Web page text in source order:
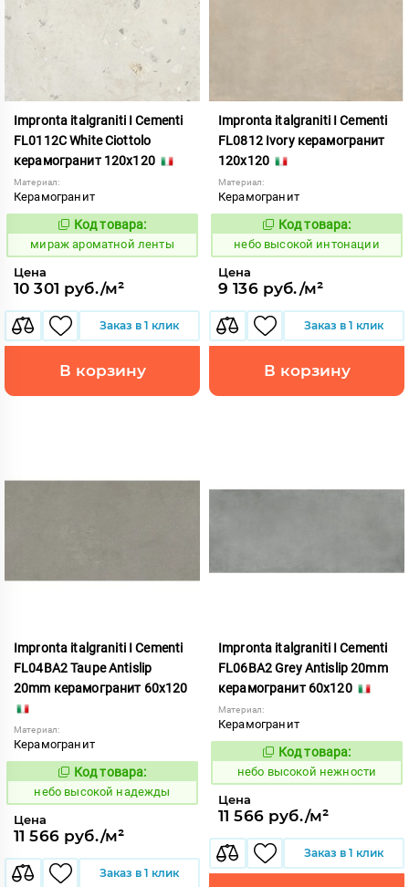
Impronta italgraniti I Cementi
FL0112C White Ciottolo
керамогранит 120x120
Материал:
Керамогранит
984668
Код товара:
мираж ароматной ленты
Цена
10 301 руб./м²
Заказ в 1 клик
В корзину
Impronta italgraniti I Cementi
FL0812 Ivory керамогранит
120x120
Материал:
Керамогранит
1111408
Код товара:
небо высокой интонации
Цена
9 136 руб./м²
Заказ в 1 клик
В корзину
Impronta italgraniti I Cementi
FL04BA2 Taupe Antislip
20mm керамогранит 60x120
Материал:
Керамогранит
1111432
Код товара:
небо высокой надежды
Цена
11 566 руб./м²
Заказ в 1 клик
Impronta italgraniti I Cementi
FL06BA2 Grey Antislip 20mm
керамогранит 60x120
Материал:
Керамогранит
1111433
Код товара:
небо высокой нежности
Цена
11 566 руб./м²
Заказ в 1 клик